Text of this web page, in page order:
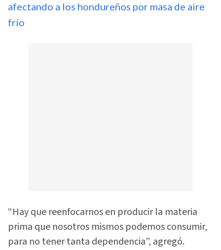
afectando a los hondureños por masa de aire
frío
“Hay que reenfocarnos en producir la materia
prima que nosotros mismos podemos consumir,
para no tener tanta dependencia”, agregó.